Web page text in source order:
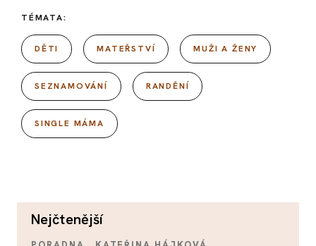
TÉMATA:
DĚTI MATEŘSTVÍ MUŽI A ŽENY
SEZNAMOVÁNÍ RANDĚNÍ
SINGLE MÁMA
nejčtenější